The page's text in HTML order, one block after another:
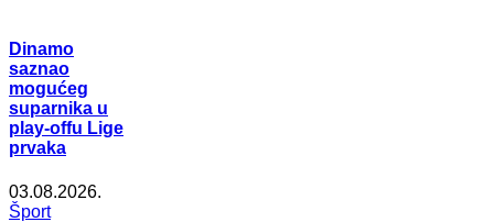
Dinamo
saznao
mogućeg
suparnika u
play-offu Lige
prvaka
03.08.2026.
Šport